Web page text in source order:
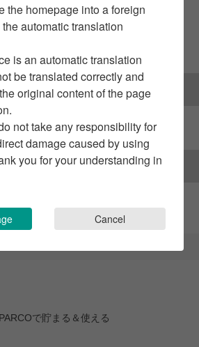
す
から探す
わせ
で貯まる＆使える
the homepage into a foreign
automatic translation
is an automatic translation
be translated correctly and
original content of the page
not take any responsibility for
damage caused by using
you for your understanding in
Cancel